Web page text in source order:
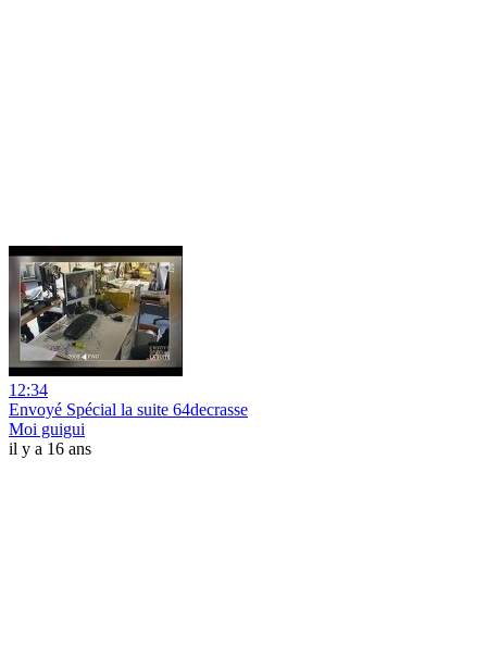
12:34
Envoyé Spécial la suite 64decrasse
Moi guigui
il y a 16 ans